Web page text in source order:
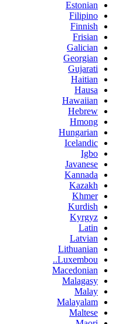
Estonian
Filipino
Finnish
Frisian
Galician
Georgian
Gujarati
Haitian
Hausa
Hawaiian
Hebrew
Hmong
Hungarian
Icelandic
Igbo
Javanese
Kannada
Kazakh
Khmer
Kurdish
Kyrgyz
Latin
Latvian
Lithuanian
Luxembou..
Macedonian
Malagasy
Malay
Malayalam
Maltese